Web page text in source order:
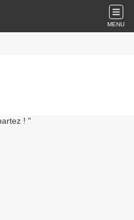
MENU